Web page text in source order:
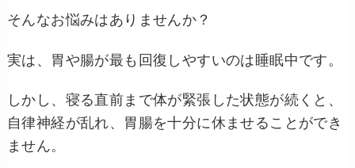
そんなお悩みはありませんか？
実は、胃や腸が最も回復しやすいのは睡眠中です。
しかし、寝る直前まで体が緊張した状態が続くと、
自律神経が乱れ、胃腸を十分に休ませることができ
ません。